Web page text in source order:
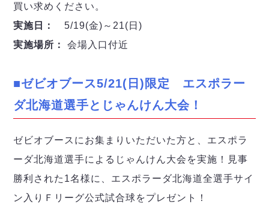
買い求めください。
実施日：
5/19(金)～21(日)
実施場所：
会場入口付近
■ゼビオブース5/21(日)限定 エスポラー
ダ北海道選手とじゃんけん大会！
ゼビオブースにお集まりいただいた方と、エスポラ
ーダ北海道選手によるじゃんけん大会を実施！見事
勝利された1名様に、エスポラーダ北海道全選手サイ
ン入りＦリーグ公式試合球をプレゼント！